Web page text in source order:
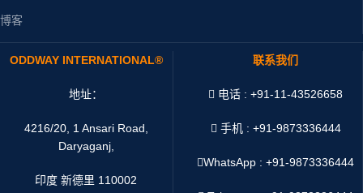
博客
ODDWAY INTERNATIONAL®
地址：
4216/20, 1 Ansari Road,
Daryaganj,
印度 新德里 110002
联系我们
电话 : +91-11-43526658
手机 : +91-9873336444
WhatsApp :+91-9873336444